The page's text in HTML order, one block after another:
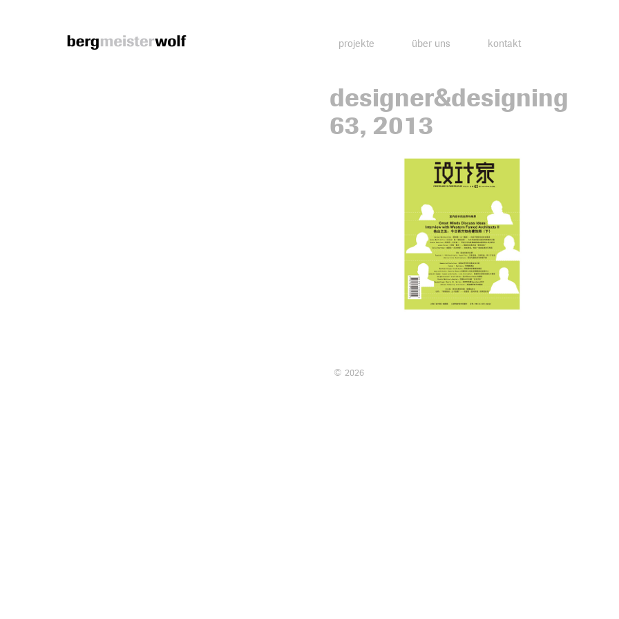
projekte über uns kontakt
designer&designing
63, 2013
© 2026